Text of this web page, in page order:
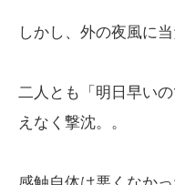
しかし、外の夜風に
二人とも「明日早い
えなく撃沈。。